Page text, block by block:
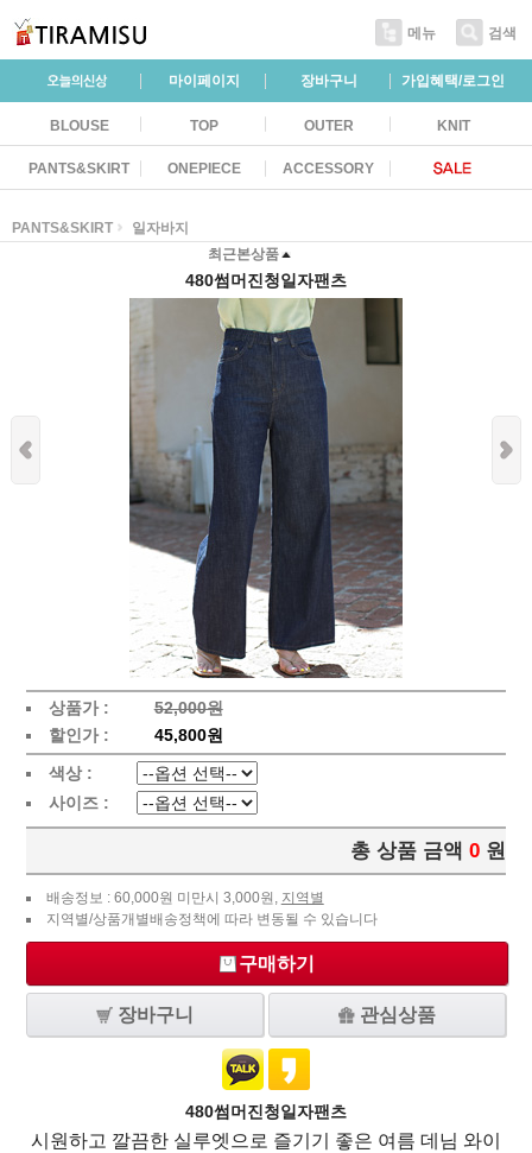
메뉴 검색
마이페이지 장바구니 가입혜택/로그인
BLOUSE TOP OUTER KNIT
PANTS&SKIRT ONEPIECE ACCESSORY
PANTS&SKIRT
일자바지
최근본상품
480썸머진청일자팬츠
상품가 :
52,000원
할인가 :
45,800원
색상 :
사이즈 :
총 상품 금액 0 원
배송정보 : 60,000원 미만시 3,000원, 지역별
지역별/상품개별배송정책에 따라 변동될 수 있습니다
구매하기
장바구니 관심상품
480썸머진청일자팬츠
시원하고 깔끔한 실루엣으로 즐기기 좋은 여름 데님 와이